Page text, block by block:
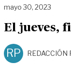
mayo 30, 2023
El jueves,
RP REDACCIÓN